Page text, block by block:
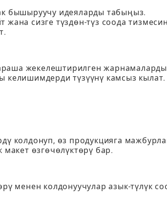
бышыруучу идеяларды табыңыз.
сизге түздөн-түз соода
жекелештирилген жарнамаларды
түзүүнү камсыз кылат.
колдонуп, өз продукцияга
макет өзгөчөлүктөрү бар.
менен колдонуучулар азык-түлүк